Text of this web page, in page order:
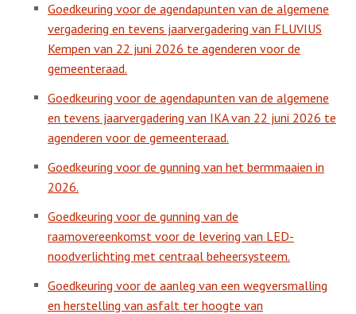
Goedkeuring voor de agendapunten van de algemene
vergadering en tevens jaarvergadering van FLUVIUS
Kempen van 22 juni 2026 te agenderen voor de
gemeenteraad.
Goedkeuring voor de agendapunten van de algemene
en tevens jaarvergadering van IKA van 22 juni 2026 te
agenderen voor de gemeenteraad.
Goedkeuring voor de gunning van het bermmaaien in
2026.
Goedkeuring voor de gunning van de
raamovereenkomst voor de levering van LED-
noodverlichting met centraal beheersysteem.
Goedkeuring voor de aanleg van een wegversmalling
en herstelling van asfalt ter hoogte van